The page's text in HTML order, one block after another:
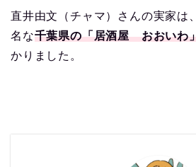
直井由文（チャマ）さんの実家は
名な千葉県の「居酒屋 おおいわ
かりました。